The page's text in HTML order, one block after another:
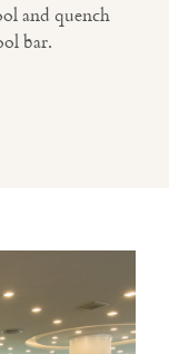
and quench
bar.